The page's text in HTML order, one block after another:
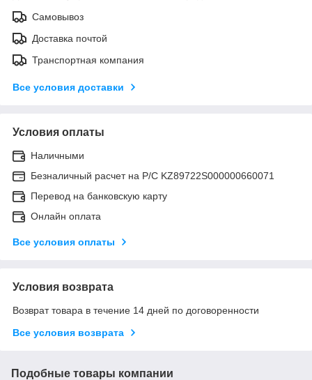
Самовывоз
Доставка почтой
Транспортная компания
Все условия доставки
Условия оплаты
Наличными
Безналичный расчет на Р/С KZ89722S000000660071
Перевод на банковскую карту
Онлайн оплата
Все условия оплаты
Условия возврата
Возврат товара в течение 14 дней по договоренности
Все условия возврата
Подобные товары компании